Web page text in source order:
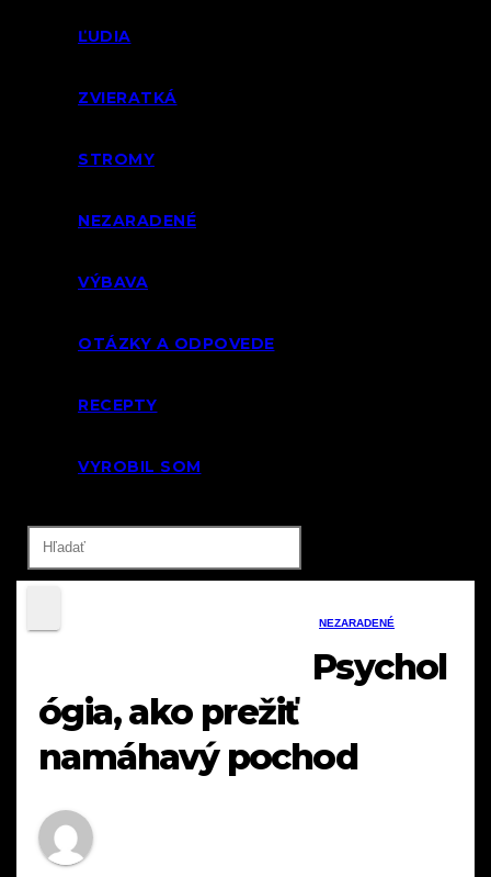
ĽUDIA
ZVIERATKÁ
STROMY
NEZARADENÉ
VÝBAVA
OTÁZKY A ODPOVEDE
RECEPTY
VYROBIL SOM
NEZARADENÉ
Psychol
ógia, ako prežiť
namáhavý pochod